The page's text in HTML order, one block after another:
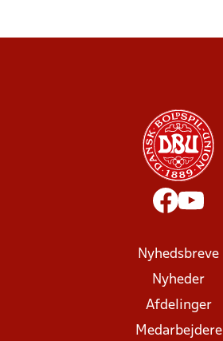
Nyhedsbreve
Nyheder
Afdelinger
Medarbejdere